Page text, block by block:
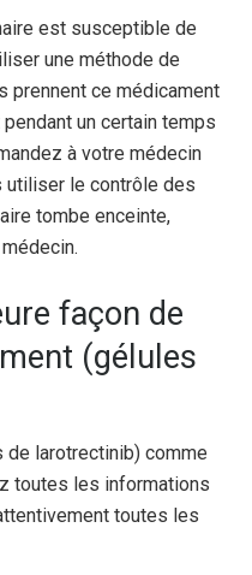
est susceptible de
une méthode de
prennent ce médicament
un certain temps
à votre médecin
utiliser le contrôle des
tombe enceinte,
façon de
(gélules
larotrectinib) comme
toutes les informations
toutes les